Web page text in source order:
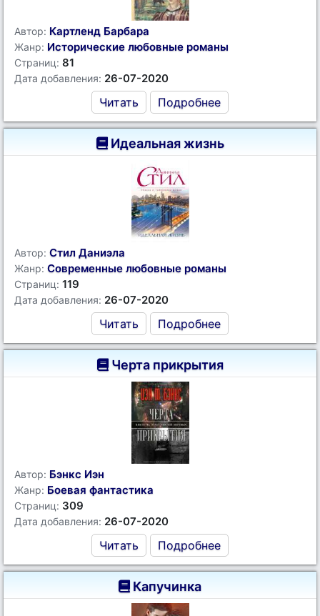
Автор: Картленд Барбара
Жанр: Исторические любовные романы
Страниц: 81
Дата добавления: 26-07-2020
Читать Подробнее
Идеальная жизнь
Автор: Стил Даниэла
Жанр: Современные любовные романы
Страниц: 119
Дата добавления: 26-07-2020
Читать Подробнее
Черта прикрытия
Автор: Бэнкс Иэн
Жанр: Боевая фантастика
Страниц: 309
Дата добавления: 26-07-2020
Читать Подробнее
Капучинка